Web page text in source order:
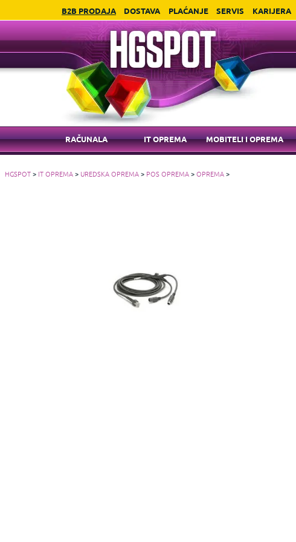
B2B PRODAJA DOSTAVA PLAĆANJE SERVIS KARIJERA
RAČUNALA IT OPREMA MOBITELI I OPREMA
HGSPOT> IT OPREMA> UREDSKA OPREMA> POS OPREMA>OPREMA>